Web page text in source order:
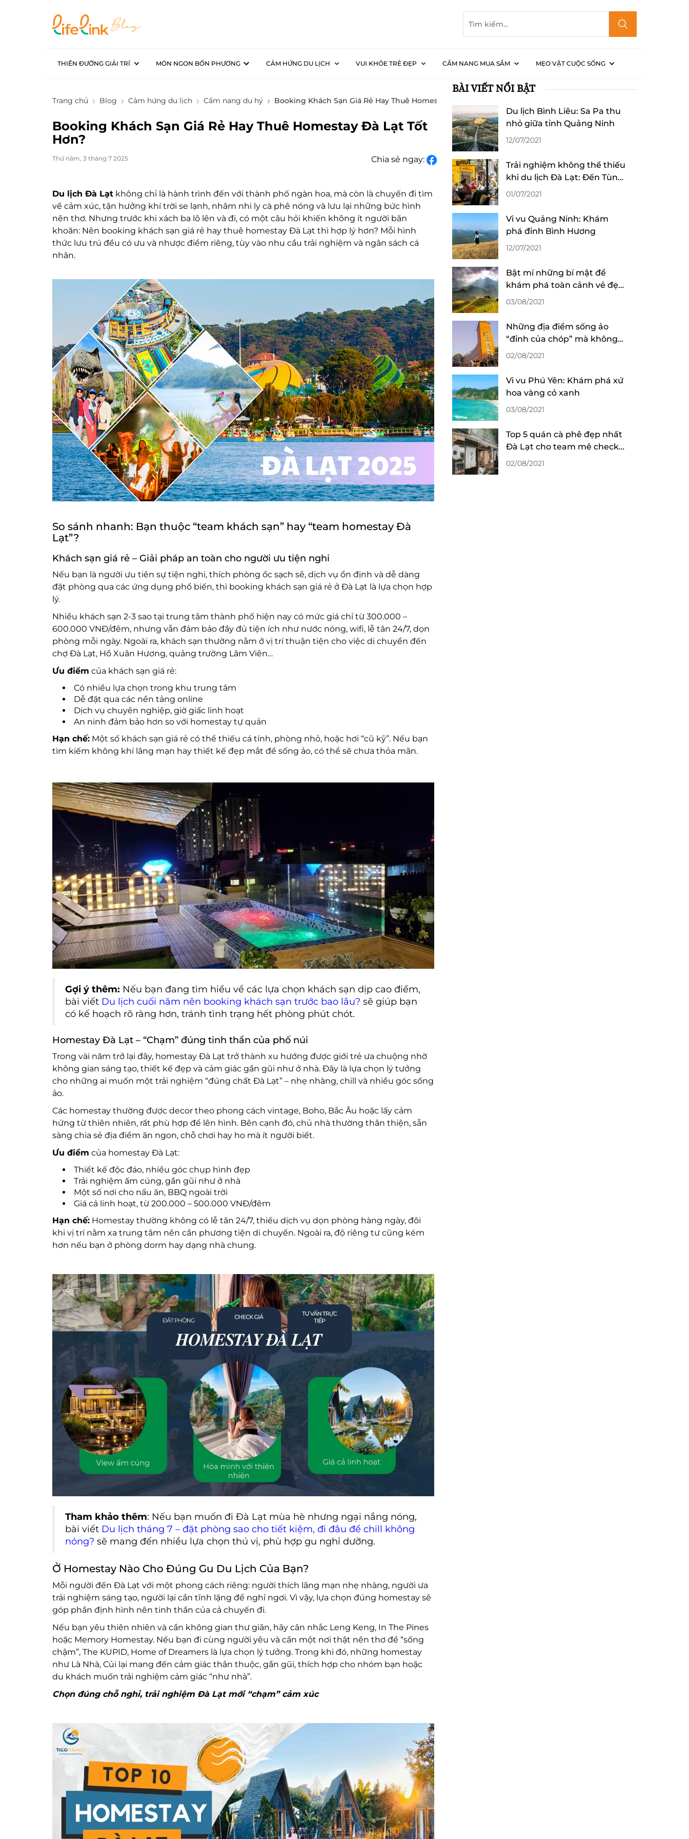
THIÊN ĐƯỜNG GIẢI TRÍ MÓN NGON BỐN PHƯƠNG CẢM HỨNG DU LỊCH VUI KHỎE TRẺ ĐẸP CẨM NANG MUA SẮM MẸO VẶT CUỘC SỐNG
Trang chủ Blog Cảm hứng du lịch Cẩm nang du hý Booking Khách Sạn Giá Rẻ Hay Thuê Homestay Đà Lạt Tốt Hơn?
Booking Khách Sạn Giá Rẻ Hay Thuê Homestay Đà Lạt Tốt
Hơn?
Thứ năm, 3 tháng 7 2025 Chia sẻ ngay:
Du lịch Đà Lạt không chỉ là hành trình đến với thành phố ngàn hoa, mà còn là chuyến đi tìm
về cảm xúc, tận hưởng khí trời se lạnh, nhâm nhi ly cà phê nóng và lưu lại những bức hình
nên thơ. Nhưng trước khi xách ba lô lên và đi, có một câu hỏi khiến không ít người băn
khoăn: Nên booking khách sạn giá rẻ hay thuê homestay Đà Lạt thì hợp lý hơn? Mỗi hình
thức lưu trú đều có ưu và nhược điểm riêng, tùy vào nhu cầu trải nghiệm và ngân sách cá
nhân.
So sánh nhanh: Bạn thuộc “team khách sạn” hay “team homestay Đà
Lạt”?
Khách sạn giá rẻ – Giải pháp an toàn cho người ưu tiện nghi
Nếu bạn là người ưu tiên sự tiện nghi, thích phòng ốc sạch sẽ, dịch vụ ổn định và dễ dàng
đặt phòng qua các ứng dụng phổ biến, thì booking khách sạn giá rẻ ở Đà Lạt là lựa chọn hợp
lý.
Nhiều khách sạn 2-3 sao tại trung tâm thành phố hiện nay có mức giá chỉ từ 300.000 –
600.000 VNĐ/đêm, nhưng vẫn đảm bảo đầy đủ tiện ích như nước nóng, wifi, lễ tân 24/7, dọn
phòng mỗi ngày. Ngoài ra, khách sạn thường nằm ở vị trí thuận tiện cho việc di chuyển đến
chợ Đà Lạt, Hồ Xuân Hương, quảng trường Lâm Viên…
Ưu điểm của khách sạn giá rẻ:
Có nhiều lựa chọn trong khu trung tâm
Dễ đặt qua các nền tảng online
Dịch vụ chuyên nghiệp, giờ giấc linh hoạt
An ninh đảm bảo hơn so với homestay tự quản
Hạn chế: Một số khách sạn giá rẻ có thể thiếu cá tính, phòng nhỏ, hoặc hơi “cũ kỹ”. Nếu bạn
tìm kiếm không khí lãng mạn hay thiết kế đẹp mắt để sống ảo, có thể sẽ chưa thỏa mãn.
Gợi ý thêm: Nếu bạn đang tìm hiểu về các lựa chọn khách sạn dịp cao điểm,
bài viết Du lịch cuối năm nên booking khách sạn trước bao lâu? sẽ giúp bạn
có kế hoạch rõ ràng hơn, tránh tình trạng hết phòng phút chót.
Homestay Đà Lạt – “Chạm” đúng tinh thần của phố núi
Trong vài năm trở lại đây, homestay Đà Lạt trở thành xu hướng được giới trẻ ưa chuộng nhờ
không gian sáng tạo, thiết kế đẹp và cảm giác gần gũi như ở nhà. Đây là lựa chọn lý tưởng
cho những ai muốn một trải nghiệm “đúng chất Đà Lạt” – nhẹ nhàng, chill và nhiều góc sống
ảo.
Các homestay thường được decor theo phong cách vintage, Boho, Bắc Âu hoặc lấy cảm
hứng từ thiên nhiên, rất phù hợp để lên hình. Bên cạnh đó, chủ nhà thường thân thiện, sẵn
sàng chia sẻ địa điểm ăn ngon, chỗ chơi hay ho mà ít người biết.
Ưu điểm của homestay Đà Lạt:
Thiết kế độc đáo, nhiều góc chụp hình đẹp
Trải nghiệm ấm cúng, gần gũi như ở nhà
Một số nơi cho nấu ăn, BBQ ngoài trời
Giá cả linh hoạt, từ 200.000 – 500.000 VNĐ/đêm
Hạn chế: Homestay thường không có lễ tân 24/7, thiếu dịch vụ dọn phòng hàng ngày, đôi
khi vị trí nằm xa trung tâm nên cần phương tiện di chuyển. Ngoài ra, độ riêng tư cũng kém
hơn nếu bạn ở phòng dorm hay dạng nhà chung.
Tham khảo thêm: Nếu bạn muốn đi Đà Lạt mùa hè nhưng ngại nắng nóng,
bài viết Du lịch tháng 7 – đặt phòng sao cho tiết kiệm, đi đâu để chill không
nóng? sẽ mang đến nhiều lựa chọn thú vị, phù hợp gu nghỉ dưỡng.
Ở Homestay Nào Cho Đúng Gu Du Lịch Của Bạn?
Mỗi người đến Đà Lạt với một phong cách riêng: người thích lãng mạn nhẹ nhàng, người ưa
trải nghiệm sáng tạo, người lại cần tĩnh lặng để nghỉ ngơi. Vì vậy, lựa chọn đúng homestay sẽ
góp phần định hình nên tinh thần của cả chuyến đi.
Nếu bạn yêu thiên nhiên và cần không gian thư giãn, hãy cân nhắc Leng Keng, In The Pines
hoặc Memory Homestay. Nếu bạn đi cùng người yêu và cần một nơi thật nên thơ để “sống
chậm”, The KUPID, Home of Dreamers là lựa chọn lý tưởng. Trong khi đó, những homestay
như Là Nhà, Củi lại mang đến cảm giác thân thuộc, gần gũi, thích hợp cho nhóm bạn hoặc
du khách muốn trải nghiệm cảm giác “như nhà”.
Chọn đúng chỗ nghỉ, trải nghiệm Đà Lạt mới “chạm” cảm xúc
BÀI VIẾT NỔI BẬT
Du lịch Bình Liêu: Sa Pa thu
nhỏ giữa tỉnh Quảng Ninh
12/07/2021
Trải nghiệm không thể thiếu
khi du lịch Đà Lạt: Đến Tùng
“làm” ly cafe!
01/07/2021
Vi vu Quảng Ninh: Khám
phá đỉnh Bình Hương
12/07/2021
Bật mí những bí mật để
khám phá toàn cảnh vẻ đẹp
mùa lúa chín ở Sa Pa
03/08/2021
Những địa điểm sống ảo
“đỉnh của chóp” mà không
mất phí tại Đà Lạt
02/08/2021
Vi vu Phú Yên: Khám phá xứ
hoa vàng cỏ xanh
03/08/2021
Top 5 quán cà phê đẹp nhất
Đà Lạt cho team mê check-
in sống ảo
02/08/2021